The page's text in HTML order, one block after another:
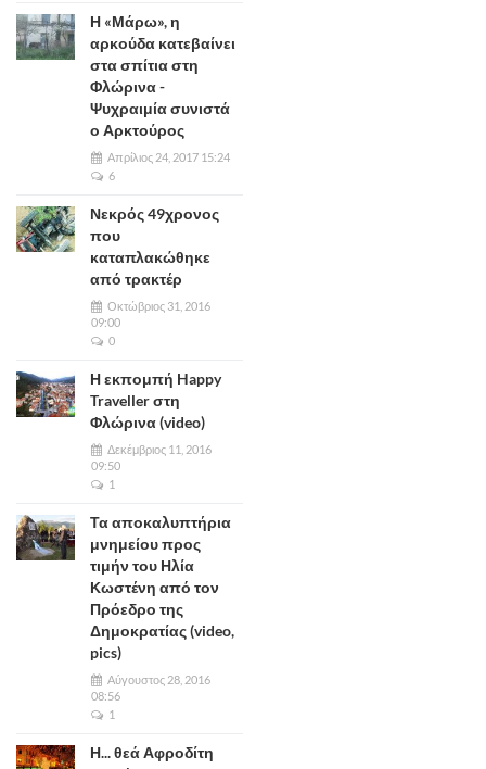
Η «Μάρω», η
αρκούδα κατεβαίνει
στα σπίτια στη
Φλώρινα -
Ψυχραιμία συνιστά
ο Αρκτούρος
Απρίλιος 24, 2017 15:24
6
Νεκρός 49χρονος
που
καταπλακώθηκε
από τρακτέρ
Οκτώβριος 31, 2016
09:00
0
Η εκπομπή Happy
Traveller στη
Φλώρινα (video)
Δεκέμβριος 11, 2016
09:50
1
Τα αποκαλυπτήρια
μνημείου προς
τιμήν του Ηλία
Κωστένη από τον
Πρόεδρο της
Δημοκρατίας (video,
pics)
Αύγουστος 28, 2016
08:56
1
Η... θεά Αφροδίτη